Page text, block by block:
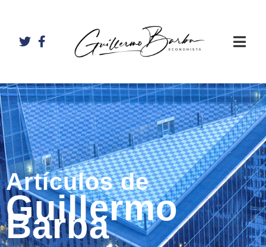
Artículos de
Guillermo
Barba